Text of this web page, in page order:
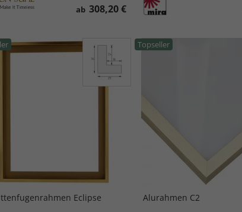
ab 308,20 €
Eclipse
Topseller
Alurahmen C2